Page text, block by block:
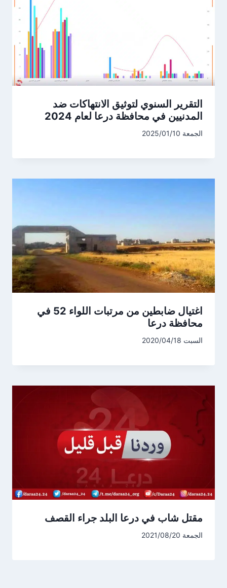
التقرير السنوي لتوثيق الانتهاكات ضد
المدنيين في محافظة درعا لعام 2024
الجمعة 2025/01/10
اغتيال ضابطين من مرتبات اللواء 52 في
محافظة درعا
السبت 2020/04/18
مقتل شاب في درعا البلد جراء القصف
الجمعة 2021/08/20